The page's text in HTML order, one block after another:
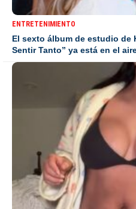
ENTRETENIMIENTO
El sexto álbum de estudio de
Sentir Tanto” ya está en el